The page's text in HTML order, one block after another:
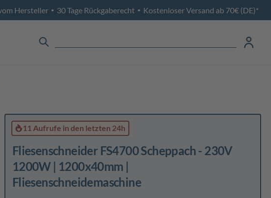
Hersteller • 30 Tage Rückgaberecht • Kostenloser Versand ab 70€ (DE)*
11 Aufrufe in den letzten 24h
Fliesenschneider FS4700 Scheppach - 230V
1200W | 1200x40mm |
Fliesenschneidemaschine